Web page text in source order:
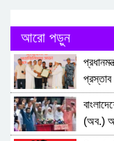
আরো পড়ুন
প্রস্তাব
(অব.)